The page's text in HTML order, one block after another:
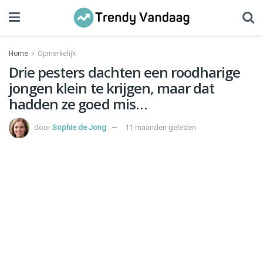
Home Opmerkelijk
Drie pesters dachten een roodharige
jongen klein te krijgen, maar dat
hadden ze goed mis…
door Sophie de Jong 11 maanden geleden